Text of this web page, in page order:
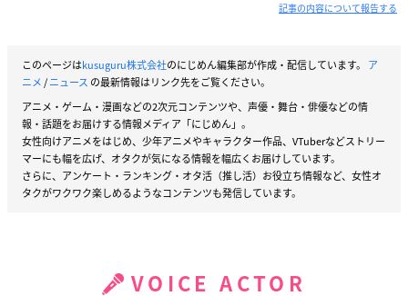
記事の内容について報告する
このページはkusuguru株式会社のにじめん編集部が作成・配信しています。 ア
ニメ/ニュース の最新情報はリンク先をご覧ください。
アニメ・ゲーム・漫画などの2次元コンテンツや、声優・舞台・俳優などの情
報・話題をお届けする情報メディア「にじめん」。
女性向けアニメをはじめ、少年アニメやキャラクター作品、VTuberなどストリー
マーにも幅を広げ、オタクが気になる情報を幅広くお届けしています。
さらに、アンケート・ランキング・オタ活（推し活）お役立ち情報など、女性オ
タクがワクワク楽しめるようなコンテンツも発信しています。
VOICE ACTOR